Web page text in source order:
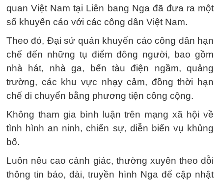
quan Việt Nam tại Liên bang Nga đã đưa ra một
số khuyến cáo với các công dân Việt Nam.
Theo đó, Đại sứ quán khuyến cáo công dân hạn
chế đến những tụ điểm đông người, bao gồm
nhà hát, nhà ga, bến tàu điện ngầm, quảng
trường, các khu vực nhạy cảm, đồng thời hạn
chế di chuyển bằng phương tiện công cộng.
Không tham gia bình luận trên mạng xã hội về
tình hình an ninh, chiến sự, diễn biến vụ khủng
bố.
Luôn nêu cao cảnh giác, thường xuyên theo dỗi
thông tin báo, đài, truyền hình Nga để cập nhật